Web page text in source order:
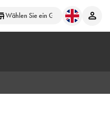
Wählen Sie ein Geschäft aus